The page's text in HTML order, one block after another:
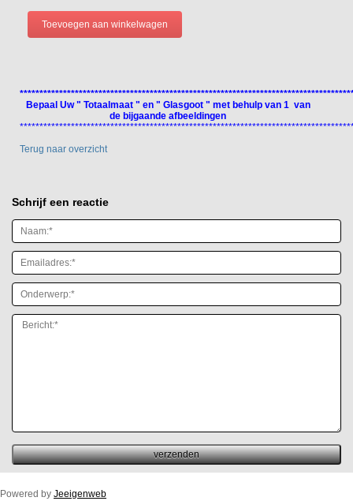
Bepaal Uw " Totaalmaat " en " Glasgoot " met behulp van 1 van
de bijgaande afbeeldingen
Terug naar overzicht
Schrijf een reactie
Powered by Jeeigenweb